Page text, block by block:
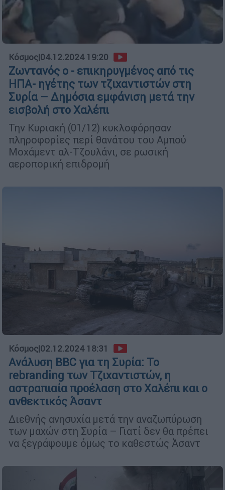
Κόσμος|04.12.2024 19:20
Ζωντανός ο - επικηρυγμένος από τις
ΗΠΑ- ηγέτης των τζιχαντιστών στη
Συρία – Δημόσια εμφάνιση μετά την
εισβολή στο Χαλέπι
Την Κυριακή (01/12) κυκλοφόρησαν
πληροφορίες περί θανάτου του Αμπού
Μοχάμεντ αλ-Τζουλάνι, σε ρωσική
αεροπορική επιδρομή
Κόσμος|02.12.2024 18:31
Ανάλυση BBC για τη Συρία: Το
rebranding των Τζιχαντιστών, η
αστραπιαία προέλαση στο Χαλέπι και ο
ανθεκτικός Άσαντ
Διεθνής ανησυχία μετά την αναζωπύρωση
των μαχών στη Συρία – Γιατί δεν θα πρέπει
να ξεγράψουμε όμως το καθεστώς Άσαντ